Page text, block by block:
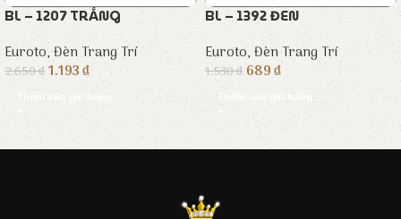
BL – 1207 TRẮNG
Euroto,Đèn Trang Trí
2.650₫1.193₫
Thêm vào giỏ hàng
BL – 1392 ĐEN
Euroto,Đèn Trang Trí
1.530₫ 689₫
Thêm vào giỏ hàng